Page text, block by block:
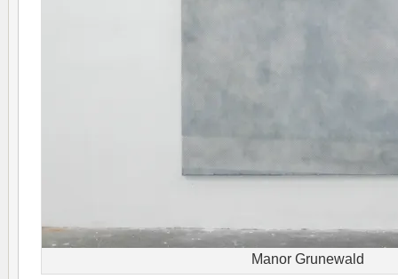
Manor Grunewald